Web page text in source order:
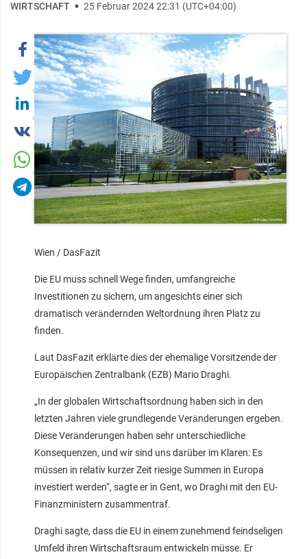
WIRTSCHAFT 25 Februar 2024 22:31 (UTC+04:00)
Wien / DasFazit
Die EU muss schnell Wege finden, umfangreiche
Investitionen zu sichern, um angesichts einer sich
dramatisch verändernden Weltordnung ihren Platz zu
finden.
Laut DasFazit erklärte dies der ehemalige Vorsitzende der
Europäischen Zentralbank (EZB) Mario Draghi.
„In der globalen Wirtschaftsordnung haben sich in den
letzten Jahren viele grundlegende Veränderungen ergeben.
Diese Veränderungen haben sehr unterschiedliche
Konsequenzen, und wir sind uns darüber im Klaren: Es
müssen in relativ kurzer Zeit riesige Summen in Europa
investiert werden“, sagte er in Gent, wo Draghi mit den EU-
Finanzministern zusammentraf.
Draghi sagte, dass die EU in einem zunehmend feindseligen
Umfeld ihren Wirtschaftsraum entwickeln müsse. Er